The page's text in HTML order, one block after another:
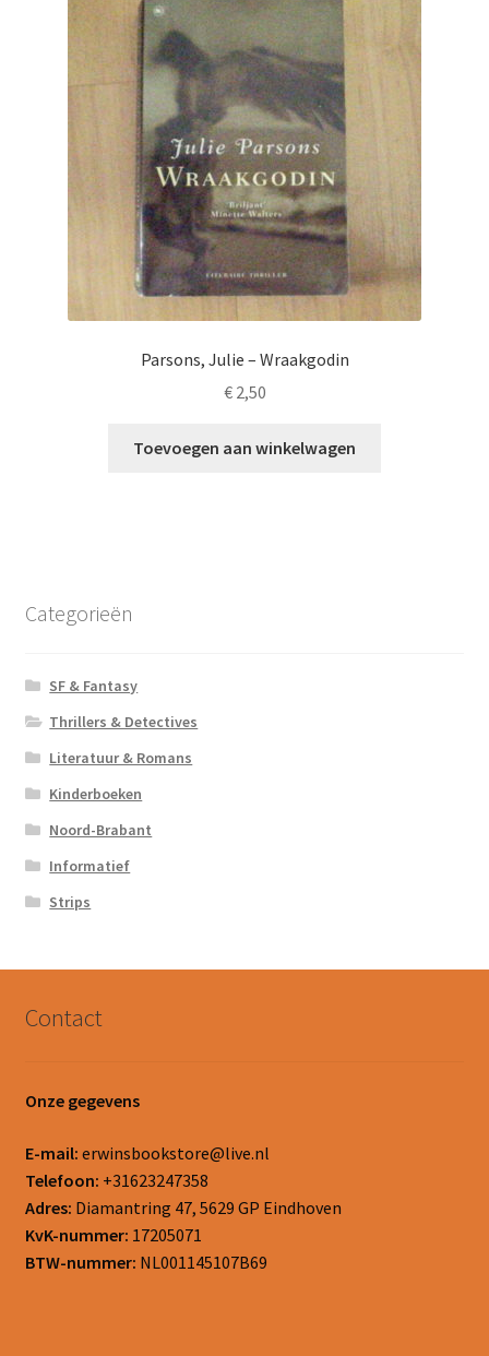
Parsons, Julie – Wraakgodin
€2,50
Toevoegen aan winkelwagen
Categorieën
SF & Fantasy
Thrillers & Detectives
Literatuur & Romans
Kinderboeken
Noord-Brabant
Informatief
Strips
Contact
Onze gegevens
E-mail: erwinsbookstore@live.nl
Telefoon: +31623247358
Adres: Diamantring 47, 5629 GP Eindhoven
KvK-nummer: 17205071
BTW-nummer: NL001145107B69